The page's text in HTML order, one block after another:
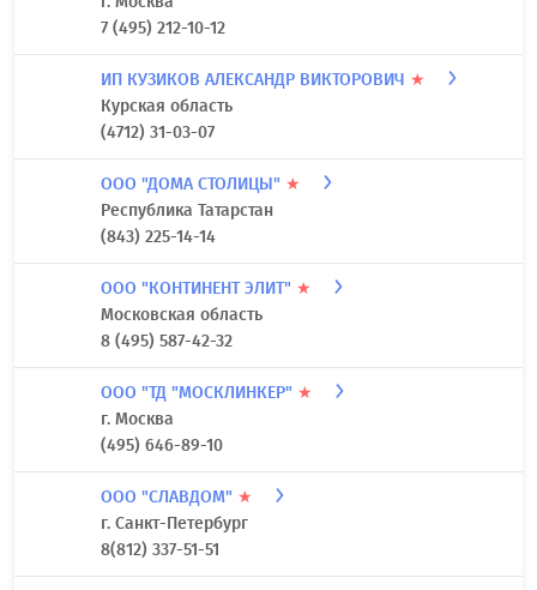
7 (495) 212-10-12
ИП КУЗИКОВ АЛЕКСАНДР ВИКТОРОВИЧ ★
Курская область
(4712) 31-03-07
ООО "ДОМА СТОЛИЦЫ" ★
Республика Татарстан
(843) 225-14-14
ООО "КОНТИНЕНТ ЭЛИТ" ★
Московская область
8 (495) 587-42-32
ООО "ТД "МОСКЛИНКЕР" ★
г. Москва
(495) 646-89-10
ООО "СЛАВДОМ" ★
г. Санкт-Петербург
8(812) 337-51-51